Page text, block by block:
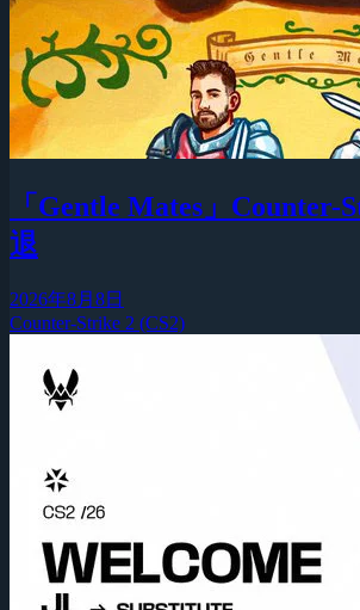
「Gentle Mates」Counter-
退
2026年8月8日
Counter-Strike 2 (CS2)